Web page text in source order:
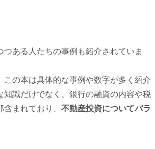
ある人たちの事例も紹介されていま
の本は具体的な事例や数字が多く紹介
識だけでなく、銀行の融資の内容や税
まれており、 不動産投資についてバラ